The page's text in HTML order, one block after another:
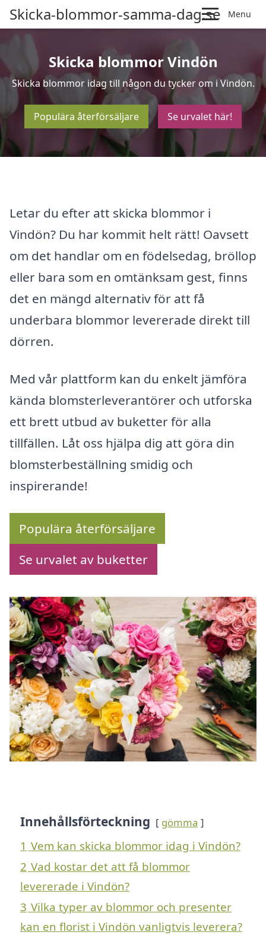
Skicka-blommor-samma-dag.se Menu
Skicka blommor Vindön
Skicka blommor idag till någon du tycker om i Vindön.
Populära återförsäljare Se urvalet här!
Letar du efter att skicka blommor i
Vindön? Du har kommit helt rätt! Oavsett
om det handlar om en födelsedag, bröllop
eller bara som en omtänksam gest, finns
det en mängd alternativ för att få
underbara blommor levererade direkt till
dörren.
Med vår plattform kan du enkelt jämföra
kända blomsterleverantörer och utforska
ett brett utbud av buketter för alla
tillfällen. Låt oss hjälpa dig att göra din
blomsterbeställning smidig och
inspirerande!
Populära återförsäljare
Se urvalet av buketter
Innehållsförteckning gömma
1 Vem kan skicka blommor idag i Vindön?
2 Vad kostar det att få blommor
levererade i Vindön?
3 Vilka typer av blommor och presenter
kan en florist i Vindön vanligtvis leverera?